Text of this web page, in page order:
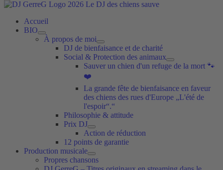
Accueil
BIO
À propos de moi
DJ de bienfaisance et de charité
Social & Protection des animaux
Sauver un chien d'un refuge de la mort 🐾
❤️
La grande fête de bienfaisance en faveur
des chiens des rues d'Europe „L'été de
l'espoir“.“
Philosophie & attitude
Prix DJ
Action de réduction
12 points de garantie
Production musicale
Propres chansons